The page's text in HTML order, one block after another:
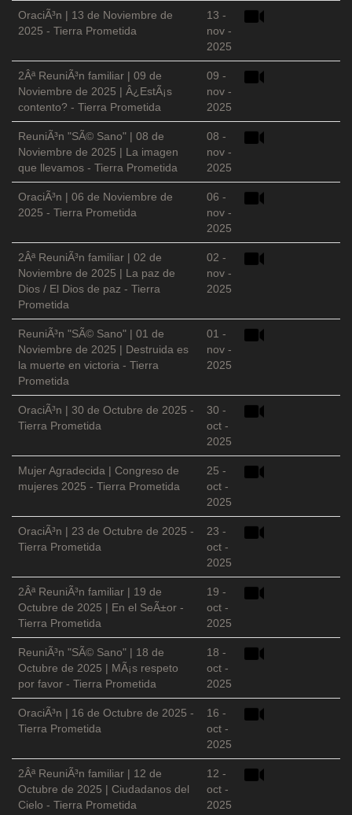
OraciÃ³n | 13 de Noviembre de
2025 - Tierra Prometida
13 -
nov -
2025
2Âª ReuniÃ³n familiar | 09 de
Noviembre de 2025 | Â¿EstÃ¡s
contento? - Tierra Prometida
09 -
nov -
2025
ReuniÃ³n "SÃ© Sano" | 08 de
Noviembre de 2025 | La imagen
que llevamos - Tierra Prometida
08 -
nov -
2025
OraciÃ³n | 06 de Noviembre de
2025 - Tierra Prometida
06 -
nov -
2025
2Âª ReuniÃ³n familiar | 02 de
Noviembre de 2025 | La paz de
Dios / El Dios de paz - Tierra
Prometida
02 -
nov -
2025
ReuniÃ³n "SÃ© Sano" | 01 de
Noviembre de 2025 | Destruida es
la muerte en victoria - Tierra
Prometida
01 -
nov -
2025
OraciÃ³n | 30 de Octubre de 2025 -
Tierra Prometida
30 -
oct -
2025
Mujer Agradecida | Congreso de
mujeres 2025 - Tierra Prometida
25 -
oct -
2025
OraciÃ³n | 23 de Octubre de 2025 -
Tierra Prometida
23 -
oct -
2025
2Âª ReuniÃ³n familiar | 19 de
Octubre de 2025 | En el SeÃ±or -
Tierra Prometida
19 -
oct -
2025
ReuniÃ³n "SÃ© Sano" | 18 de
Octubre de 2025 | MÃ¡s respeto
por favor - Tierra Prometida
18 -
oct -
2025
OraciÃ³n | 16 de Octubre de 2025 -
Tierra Prometida
16 -
oct -
2025
2Âª ReuniÃ³n familiar | 12 de
Octubre de 2025 | Ciudadanos del
Cielo - Tierra Prometida
12 -
oct -
2025